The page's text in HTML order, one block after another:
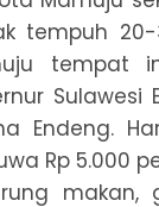
tempuh
tempat
Sulawesi
Endeng.
Rp 5.000
makan,